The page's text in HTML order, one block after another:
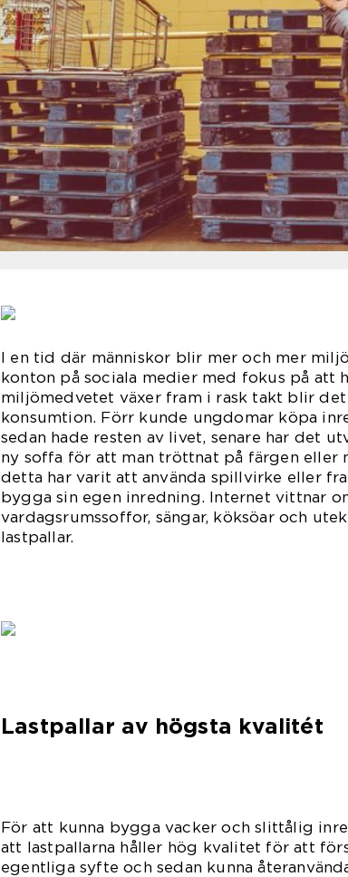
I en tid där människor blir mer och mer
konton på sociala medier med fokus på att
miljömedvetet växer fram i rask takt blir
konsumtion. Förr kunde ungdomar köpa
sedan hade resten av livet, senare har det
ny soffa för att man tröttnat på färgen eller
detta har varit att använda spillvirke eller
bygga sin egen inredning. Internet vittnar
vardagsrumssoffor, sängar, köksöar och
Lastpallar av högsta kvalitét
För att kunna bygga vacker och slittålig
att lastpallarna håller hög kvalitet för att
egentliga syfte och sedan kunna